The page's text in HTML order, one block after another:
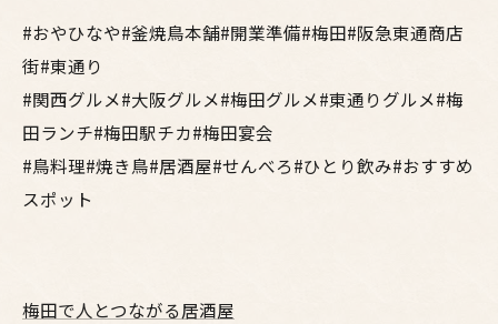
#おやひなや#釜焼鳥本舗#開業準備#梅田#阪急東通商店
街#東通り
#関西グルメ#大阪グルメ#梅田グルメ#東通りグルメ#梅
田ランチ#梅田駅チカ#梅田宴会
#鳥料理#焼き鳥#居酒屋#せんべろ#ひとり飲み#おすすめ
スポット
梅田で人とつながる居酒屋